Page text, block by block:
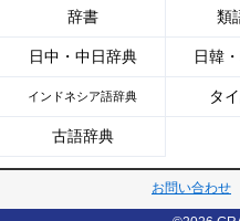
辞書 類
日中・中日辞典 日韓
インドネシア語辞典 タ
古語辞典
お問い合わせ